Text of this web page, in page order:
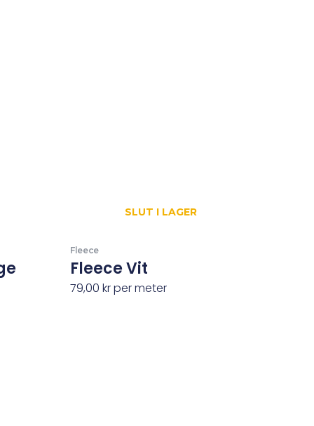
SLUT I LAGER
Fleece
Fleece Vit
79,00krper meter